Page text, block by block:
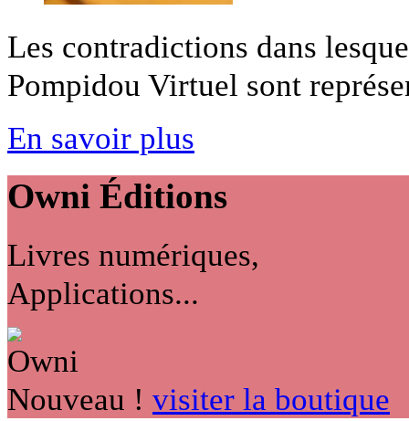
Les contradictions dans
Pompidou Virtuel sont
En savoir plus
Owni Éditions
Livres numériques,
Applications...
Nouveau ! visiter la boutique